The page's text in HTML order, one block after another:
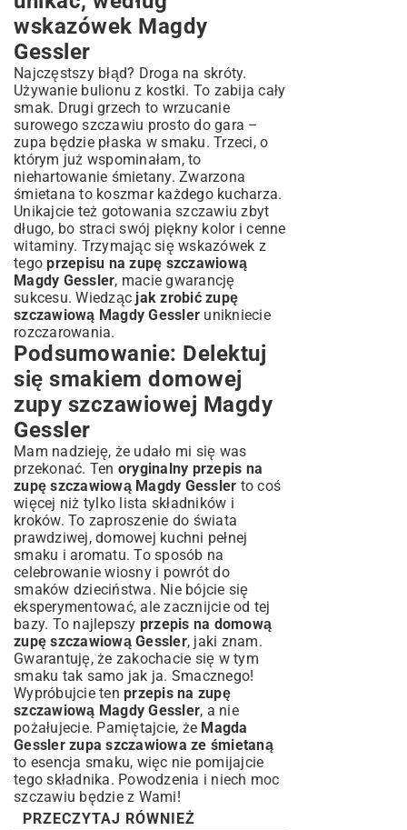
wskazówek Magdy
Gessler
Najczęstszy błąd? Droga na skróty.
Używanie bulionu z kostki. To zabija cały
smak. Drugi grzech to wrzucanie
surowego szczawiu prosto do gara –
zupa będzie płaska w smaku. Trzeci, o
którym już wspominałam, to
niehartowanie śmietany. Zwarzona
śmietana to koszmar każdego kucharza.
Unikajcie też gotowania szczawiu zbyt
długo, bo straci swój piękny kolor i cenne
witaminy. Trzymając się wskazówek z
tegoprzepisu na zupę szczawiową
Magdy Gessler, macie gwarancję
sukcesu. Wiedząc jak zrobić zupę
szczawiową Magdy Gessler unikniecie
rozczarowania.
Podsumowanie: Delektuj
się smakiem domowej
zupy szczawiowej Magdy
Gessler
Mam nadzieję, że udało mi się was
przekonać. Ten oryginalny przepis na
zupę szczawiową Magdy Gessler to coś
więcej niż tylko lista składników i
kroków. To zaproszenie do świata
prawdziwej, domowej kuchni pełnej
smaku i aromatu. To sposób na
celebrowanie wiosny i powrót do
smaków dzieciństwa. Nie bójcie się
eksperymentować, ale zacznijcie od tej
bazy. To najlepszy przepis na domową
zupę szczawiową Gessler, jaki znam.
Gwarantuję, że zakochacie się w tym
smaku tak samo jak ja. Smacznego!
Wypróbujcie ten przepis na zupę
szczawiową Magdy Gessler, a nie
pożałujecie. Pamiętajcie, że Magda
Gessler zupa szczawiowa ze śmietaną
to esencja smaku, więc nie pomijajcie
tego składnika. Powodzenia i niech moc
szczawiu będzie z Wami!
PRZECZYTAJ RÓWNIEŻ